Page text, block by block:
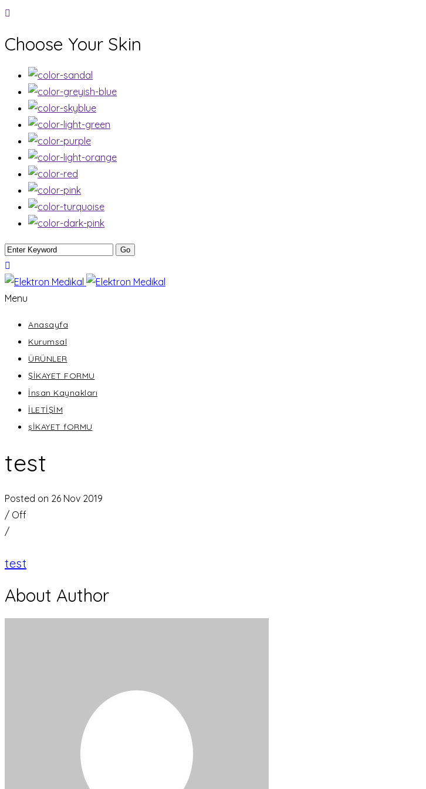
Choose Your Skin
Menu
Anasayfa
Kurumsal
ÜRÜNLER
ŞİKAYET FORMU
İnsan Kaynakları
İLETİŞİM
şİKAYET fORMU
test
Posted on 26 Nov 2019
/ Off
/
test
About Author